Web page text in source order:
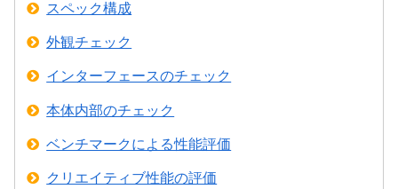
スペック構成
外観チェック
インターフェースのチェック
本体内部のチェック
ベンチマークによる性能評価
クリエイティブ性能の評価